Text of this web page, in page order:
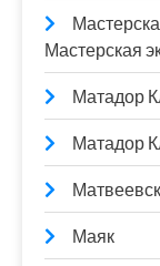
Мастерская
Матадор
Матадор
Маяк